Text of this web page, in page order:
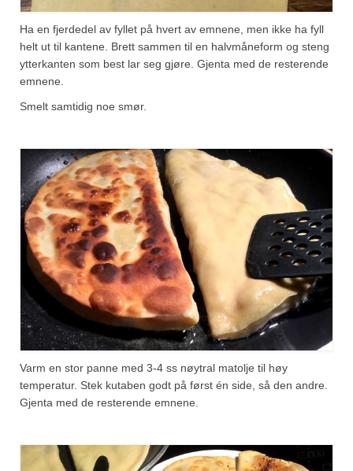
Ha en fjerdedel av fyllet på hvert av emnene, men ikke ha fyll
helt ut til kantene. Brett sammen til en halvmåneform og steng
ytterkanten som best lar seg gjøre. Gjenta med de resterende
emnene.
Smelt samtidig noe smør.
Varm en stor panne med 3-4 ss nøytral matolje til høy
temperatur. Stek kutaben godt på først én side, så den andre.
Gjenta med de resterende emnene.